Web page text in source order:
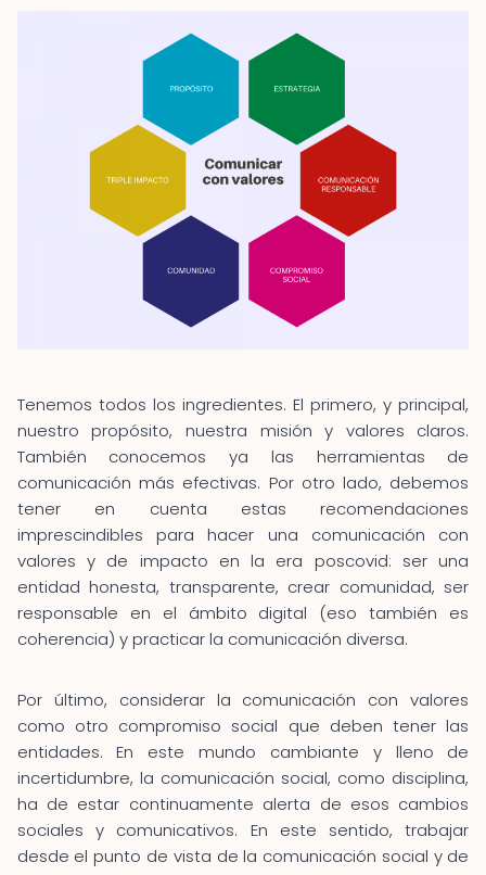
Tenemos todos los ingredientes. El primero, y principal,
nuestro propósito, nuestra misión y valores claros.
También conocemos ya las herramientas de
comunicación más efectivas. Por otro lado, debemos
tener en cuenta estas recomendaciones
imprescindibles para hacer una comunicación con
valores y de impacto en la era poscovid: ser una
entidad honesta, transparente, crear comunidad, ser
responsable en el ámbito digital (eso también es
coherencia) y practicar la comunicación diversa.
Por último, considerar la comunicación con valores
como otro compromiso social que deben tener las
entidades. En este mundo cambiante y lleno de
incertidumbre, la comunicación social, como disciplina,
ha de estar continuamente alerta de esos cambios
sociales y comunicativos. En este sentido, trabajar
desde el punto de vista de la comunicación social y de